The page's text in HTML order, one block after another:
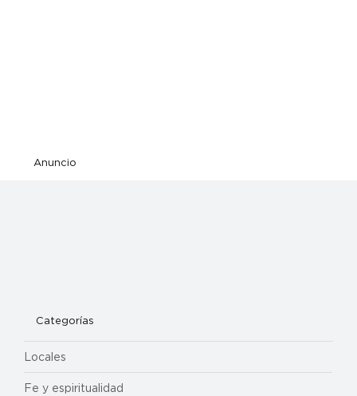
Anuncio
Categorías
Locales
Fe y espiritualidad